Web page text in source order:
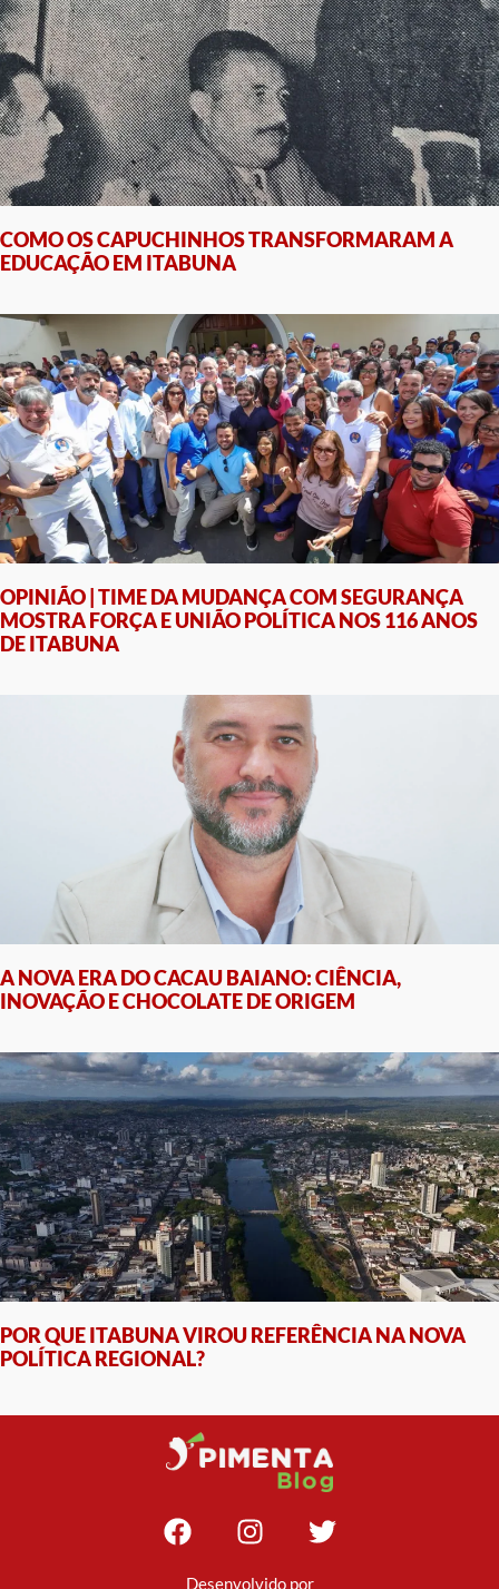
COMO OS CAPUCHINHOS TRANSFORMARAM A
EDUCAÇÃO EM ITABUNA
OPINIÃO | TIME DA MUDANÇA COM SEGURANÇA
MOSTRA FORÇA E UNIÃO POLÍTICA NOS 116 ANOS
DE ITABUNA
A NOVA ERA DO CACAU BAIANO: CIÊNCIA,
INOVAÇÃO E CHOCOLATE DE ORIGEM
POR QUE ITABUNA VIROU REFERÊNCIA NA NOVA
POLÍTICA REGIONAL?
Desenvolvido por